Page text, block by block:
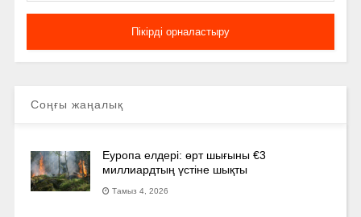
Соңғы жаңалық
Еуропа елдері: өрт шығыны €3
миллиардтың үстіне шықты
Тамыз 4, 2026